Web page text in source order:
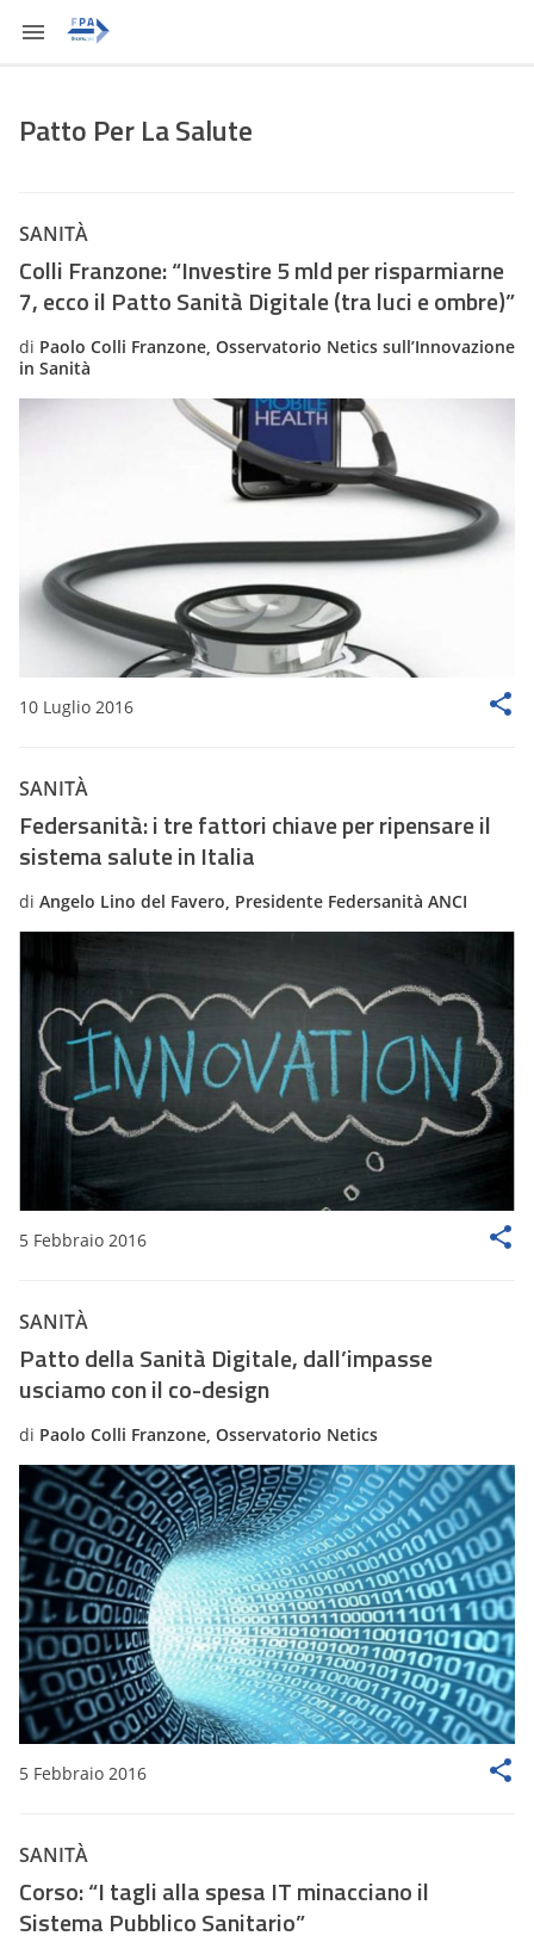
Patto Per La Salute
SANITÀ
Colli Franzone: “Investire 5 mld per risparmiarne
7, ecco il Patto Sanità Digitale (tra luci e ombre)”
di Paolo Colli Franzone, Osservatorio Netics sull’Innovazione
in Sanità
10 Luglio 2016
SANITÀ
Federsanità: i tre fattori chiave per ripensare il
sistema salute in Italia
di Angelo Lino del Favero, Presidente Federsanità ANCI
5 Febbraio 2016
SANITÀ
Patto della Sanità Digitale, dall’impasse
usciamo con il co-design
di Paolo Colli Franzone, Osservatorio Netics
5 Febbraio 2016
SANITÀ
Corso: “I tagli alla spesa IT minacciano il
Sistema Pubblico Sanitario”